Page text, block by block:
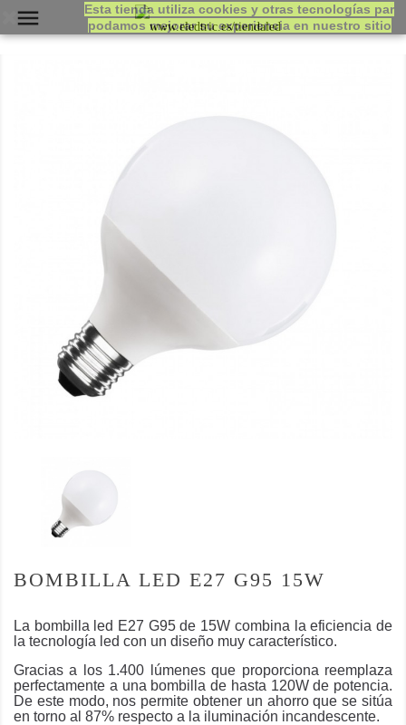

BOMBILLA LED E27 G95 15W
La bombilla led E27 G95 de 15W combina la eficiencia de
la tecnología led con un diseño muy característico.
Gracias a los 1.400 lúmenes que proporciona reemplaza
perfectamente a una bombilla de hasta 120W de potencia.
De este modo, nos permite obtener un ahorro que se sitúa
en torno al 87% respecto a la iluminación incandescente.
Esta tienda utiliza cookies y otras tecnologías par
podamos mejorar su experiencia en nuestro sitio